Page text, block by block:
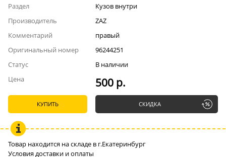
Раздел
Кузов внутри
Производитель
ZAZ
Комментарий
правый
Оригинальный номер
96244251
Статус
В наличии
Цена
500 р.
КУПИТЬ СКИДКА
Товар находится на складе в г.Екатеринбург
Условия доставки и оплаты